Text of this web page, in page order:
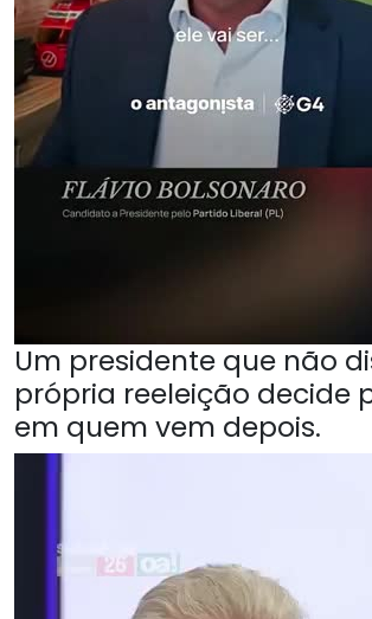
Um presidente que não
própria reeleição decide
em quem vem depois.